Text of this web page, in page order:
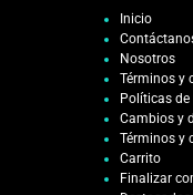
Inicio
Nosotros
Términos y
Políticas
Cambios y
Términos y
Carrito
Finalizar